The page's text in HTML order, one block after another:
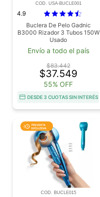
COD. USA-BUCLE001
4.9
Buclera De Pelo Gadnic
B3000 Rizador 3 Tubos 150W
Usado
Envío a todo el país
$83.442
$37.549
55% OFF
DESDE 3 CUOTAS SIN INTERÉS
COD. BUCLE015